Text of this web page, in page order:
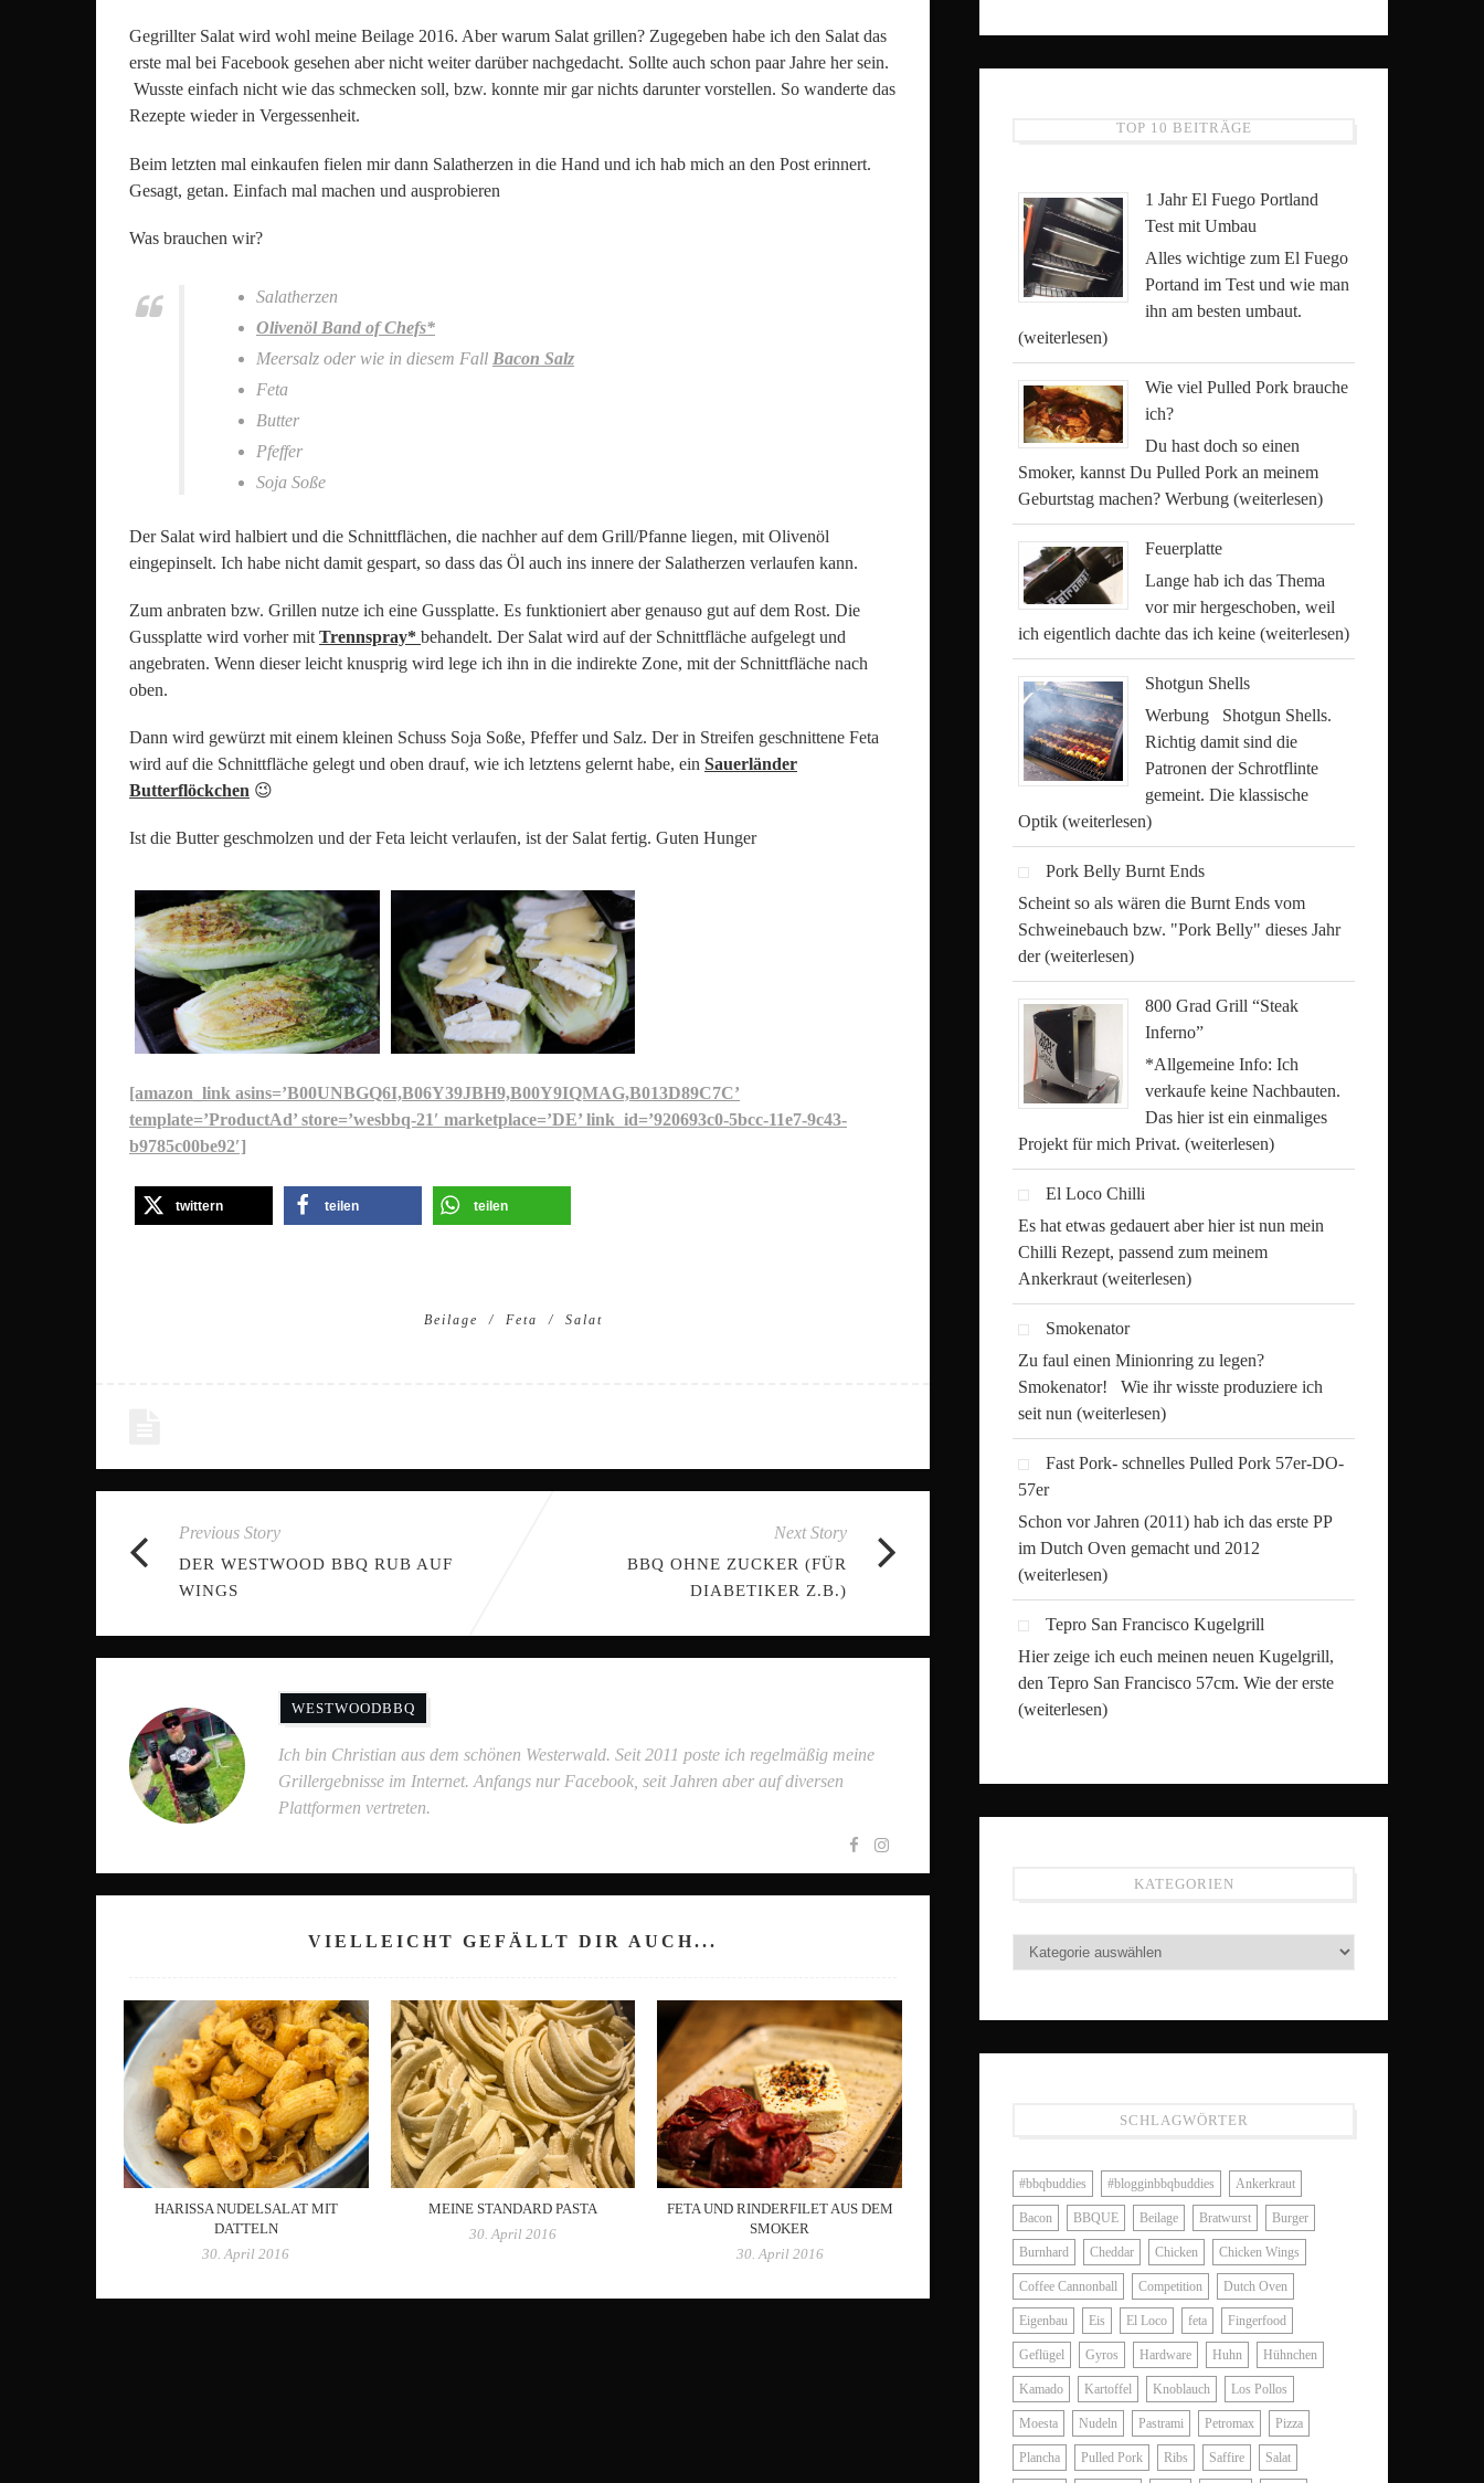
Gegrillter Salat wird wohl meine Beilage 2016. Aber warum Salat grillen? Zugegeben habe ich den Salat das
erste mal bei Facebook gesehen aber nicht weiter darüber nachgedacht. Sollte auch schon paar Jahre her sein.
Wusste einfach nicht wie das schmecken soll, bzw. konnte mir gar nichts darunter vorstellen. So wanderte das
Rezepte wieder in Vergessenheit.
Beim letzten mal einkaufen fielen mir dann Salatherzen in die Hand und ich hab mich an den Post erinnert.
Gesagt, getan. Einfach mal machen und ausprobieren
Was brauchen wir?
Salatherzen
Olivenöl Band of Chefs*
Meersalz oder wie in diesem Fall Bacon Salz
Feta
Butter
Pfeffer
Soja Soße
Der Salat wird halbiert und die Schnittflächen, die nachher auf dem Grill/Pfanne liegen, mit Olivenöl
eingepinselt. Ich habe nicht damit gespart, so dass das Öl auch ins innere der Salatherzen verlaufen kann.
Zum anbraten bzw. Grillen nutze ich eine Gussplatte. Es funktioniert aber genauso gut auf dem Rost. Die
Gussplatte wird vorher mit Trennspray* behandelt. Der Salat wird auf der Schnittfläche aufgelegt und
angebraten. Wenn dieser leicht knusprig wird lege ich ihn in die indirekte Zone, mit der Schnittfläche nach
oben.
Dann wird gewürzt mit einem kleinen Schuss Soja Soße, Pfeffer und Salz. Der in Streifen geschnittene Feta
wird auf die Schnittfläche gelegt und oben drauf, wie ich letztens gelernt habe, ein Sauerländer
Butterflöckchen 😉
Ist die Butter geschmolzen und der Feta leicht verlaufen, ist der Salat fertig. Guten Hunger
[amazon_link asins=’B00UNBGQ6I,B06Y39JBH9,B00Y9IQMAG,B013D89C7C’
template=’ProductAd’ store=’wesbbq-21′ marketplace=’DE’ link_id=’920693c0-5bcc-11e7-9c43-
b9785c00be92′]
twittern teilen teilen
Beilage Feta Salat
Previous Story
DER WESTWOOD BBQ RUB AUF
WINGS
Next Story
BBQ OHNE ZUCKER (FÜR
DIABETIKER Z.B.)
WESTWOODBBQ
Ich bin Christian aus dem schönen Westerwald. Seit 2011 poste ich regelmäßig meine
Grillergebnisse im Internet. Anfangs nur Facebook, seit Jahren aber auf diversen
Plattformen vertreten.
VIELLEICHT GEFÄLLT DIR AUCH...
HARISSA NUDELSALAT MIT
DATTELN
30. April 2016
MEINE STANDARD PASTA
30. April 2016
FETA UND RINDERFILET AUS DEM
SMOKER
30. April 2016
TOP 10 BEITRÄGE
1 Jahr El Fuego Portland
Test mit Umbau
Alles wichtige zum El Fuego
Portand im Test und wie man
ihn am besten umbaut.
(weiterlesen)
Wie viel Pulled Pork brauche
ich?
Du hast doch so einen
Smoker, kannst Du Pulled Pork an meinem
Geburtstag machen? Werbung (weiterlesen)
Feuerplatte
Lange hab ich das Thema
vor mir hergeschoben, weil
ich eigentlich dachte das ich keine (weiterlesen)
Shotgun Shells
Werbung Shotgun Shells.
Richtig damit sind die
Patronen der Schrotflinte
gemeint. Die klassische
Optik (weiterlesen)
Pork Belly Burnt Ends
Scheint so als wären die Burnt Ends vom
Schweinebauch bzw. "Pork Belly" dieses Jahr
der(weiterlesen)
800 Grad Grill “Steak
Inferno”
*Allgemeine Info: Ich
verkaufe keine Nachbauten.
Das hier ist ein einmaliges
Projekt für mich Privat. (weiterlesen)
El Loco Chilli
Es hat etwas gedauert aber hier ist nun mein
Chilli Rezept, passend zum meinem
Ankerkraut (weiterlesen)
Smokenator
Zu faul einen Minionring zu legen?
Smokenator! Wie ihr wisste produziere ich
seit nun (weiterlesen)
Fast Pork- schnelles Pulled Pork 57er-DO-
57er
Schon vor Jahren (2011) hab ich das erste PP
im Dutch Oven gemacht und 2012
(weiterlesen)
Tepro San Francisco Kugelgrill
Hier zeige ich euch meinen neuen Kugelgrill,
den Tepro San Francisco 57cm. Wie der erste
(weiterlesen)
KATEGORIEN
SCHLAGWÖRTER
#bbqbuddies #blogginbbqbuddies Ankerkraut
Bacon BBQUE Beilage Bratwurst Burger
Burnhard Cheddar Chicken Chicken Wings
Coffee Cannonball Competition Dutch Oven
Eigenbau Eis El Loco feta Fingerfood
Geflügel Gyros Hardware Huhn Hühnchen
Kamado Kartoffel Knoblauch Los Pollos
Moesta Nudeln Pastrami Petromax Pizza
Plancha Pulled Pork Ribs Saffire Salat